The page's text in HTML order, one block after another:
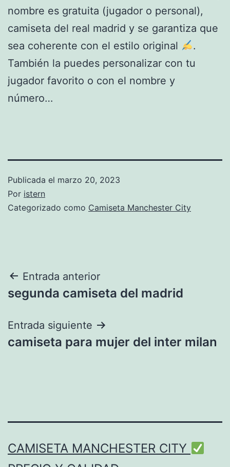
nombre es gratuita (jugador o personal),
camiseta del real madrid y se garantiza que
sea coherente con el estilo original
.
También la puedes personalizar con tu
jugador favorito o con el nombre y
número…
Publicada el marzo 20, 2023
Por istern
Categorizado como Camiseta Manchester City
Navegación
de
entradas
Entrada anterior
segunda camiseta del madrid
Entrada siguiente
camiseta para mujer del inter milan
CAMISETA MANCHESTER CITY